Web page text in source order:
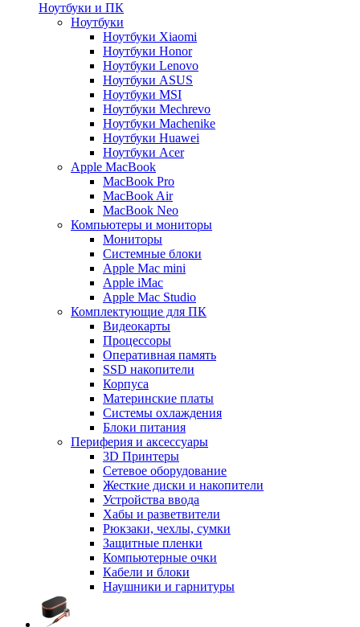
Ноутбуки и ПК
Ноутбуки
Ноутбуки Xiaomi
Ноутбуки Honor
Ноутбуки Lenovo
Ноутбуки ASUS
Ноутбуки MSI
Ноутбуки Mechrevo
Ноутбуки Machenike
Ноутбуки Huawei
Ноутбуки Acer
Apple MacBook
MacBook Pro
MacBook Air
MacBook Neo
Компьютеры и мониторы
Мониторы
Системные блоки
Apple Mac mini
Apple iMac
Apple Mac Studio
Комплектующие для ПК
Видеокарты
Процессоры
Оперативная память
SSD накопители
Корпуса
Материнские платы
Системы охлаждения
Блоки питания
Периферия и аксессуары
3D Принтеры
Сетевое оборудование
Жесткие диски и накопители
Устройства ввода
Хабы и разветвители
Рюкзаки, чехлы, сумки
Защитные пленки
Компьютерные очки
Кабели и блоки
Наушники и гарнитуры